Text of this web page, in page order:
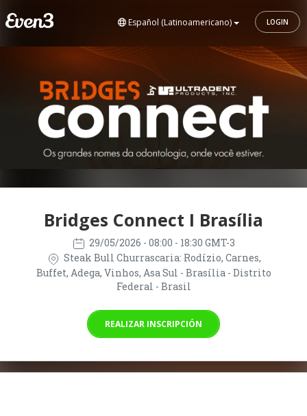
Español (Latinoamericano) LOGIN
Bridges Connect I Brasília
29/05/2026 - 08:00 - 18:30 GMT-3
Steak Bull Churrascaria: Rodízio, Carnes,
Buffet, Adega, Vinhos, Asa Sul - Brasília - Distrito
Federal - Brasil
REALIZAR INSCRIPCIÓN